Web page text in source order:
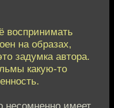
воспринимать
на образах,
задумка автора.
какую-то
несомненно имеет